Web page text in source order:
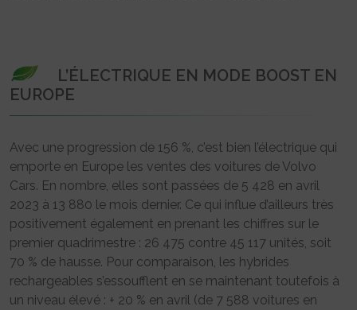
L’ÉLECTRIQUE EN MODE BOOST EN
EUROPE
Avec une progression de 156 %, c’est bien l’électrique qui
emporte en Europe les ventes des voitures de Volvo
Cars. En nombre, elles sont passées de 5 428 en avril
2023 à 13 880 le mois dernier. Ce qui influe d’ailleurs très
positivement également en prenant les chiffres sur le
premier quadrimestre : 26 475 contre 45 117 unités, soit
70 % de hausse. Pour comparaison, les hybrides
rechargeables s’essoufflent en se maintenant toutefois à
un niveau élevé : + 20 % en avril (de 7 588 voitures en